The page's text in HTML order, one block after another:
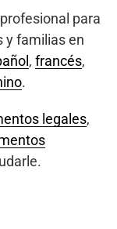
para
y familias en
, francés,
.
legales,